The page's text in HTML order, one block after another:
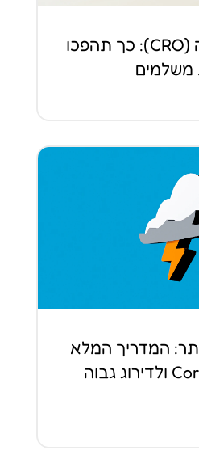
שיפור יחס המרה (CRO): כך תהפכו
משלמים
המדריך המלא
ל-Core Web Vitals ולדירוג גבוה